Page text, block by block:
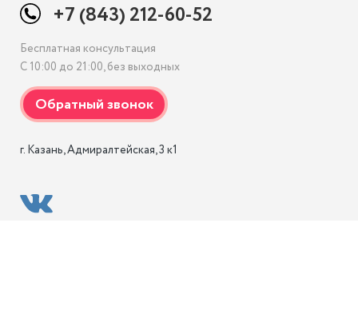
+7 (843) 212-60-52
Бесплатная консультация
С 10:00 до 21:00, без выходных
г. Казань, Адмиралтейская, 3 к1